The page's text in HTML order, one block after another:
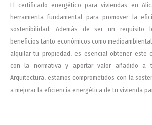
El certificado energético para viviendas en
herramienta fundamental para promover la
sostenibilidad. Además de ser un requisito
beneficios tanto económicos como
alquilar tu propiedad, es esencial obtener este
con la normativa y aportar valor añadido a
Arquitectura, estamos comprometidos con la
a mejorar la eficiencia energética de tu vivienda